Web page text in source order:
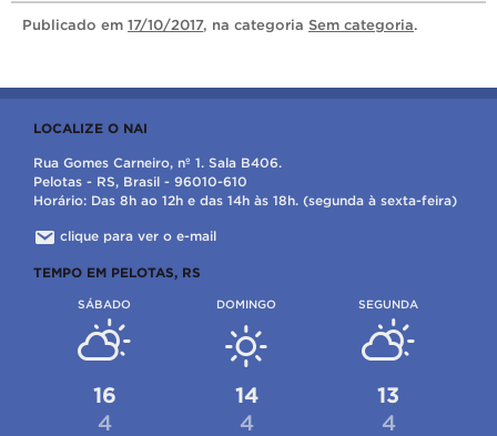
Publicado em 17/10/2017, na categoria Sem categoria.
LOCALIZE O NAI
Rua Gomes Carneiro, nº 1. Sala B406.
Pelotas - RS, Brasil - 96010-610
Horário: Das 8h ao 12h e das 14h às 18h. (segunda à sexta-feira)
clique para ver o e-mail
TEMPO EM PELOTAS, RS
SÁBADO
16
4
DOMINGO
14
4
SEGUNDA
13
4